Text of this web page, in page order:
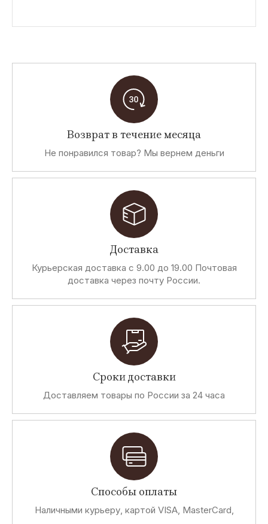
Возврат в течение месяца
Не понравился товар? Мы вернем деньги
Доставка
Курьерская доставка с 9.00 до 19.00 Почтовая
доставка через почту России.
Сроки доставки
Доставляем товары по России за 24 часа
Способы оплаты
Наличными курьеру, картой VISA, MasterCard,